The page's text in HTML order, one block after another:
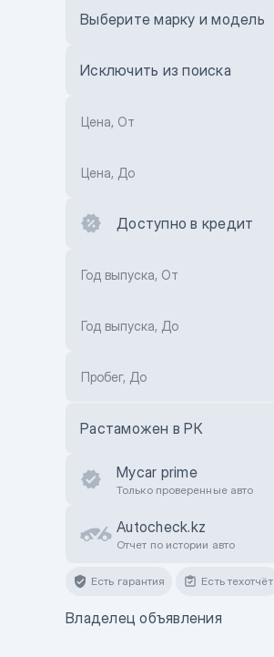
Выберите марку и модель
Исключить из поиска
Цена, От
Цена, До
Доступно в кредит
Год выпуска, От
Год выпуска, До
Пробег, До
Растаможен в РК
Mycar prime
Только проверенные авто
Autocheck.kz
Отчет по истории авто
Есть гарантия Есть техотчёт
Владелец объявления